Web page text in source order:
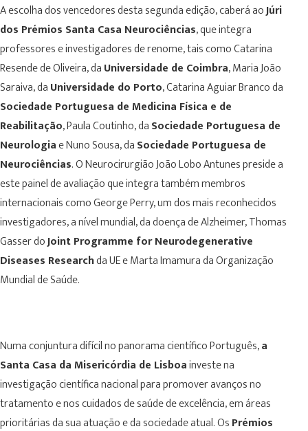
A escolha dos vencedores desta segunda edição, caberá aoJúri
dos Prémios Santa Casa Neurociências, que integra
professores e investigadores de renome, tais como Catarina
Resende de Oliveira, daUniversidade de Coimbra, Maria João
Saraiva, daUniversidade do Porto, Catarina Aguiar Branco da
Sociedade Portuguesa de Medicina Física e de
Reabilitação, Paula Coutinho, daSociedade Portuguesa de
Neurologiae Nuno Sousa, daSociedade Portuguesa de
Neurociências. O Neurocirurgião João Lobo Antunes preside a
este painel de avaliação que integra também membros
internacionais como George Perry, um dos mais reconhecidos
investigadores, a nível mundial, da doença de Alzheimer, Thomas
Gasser doJoint Programme for Neurodegenerative
Diseases Researchda UE e Marta Imamura da Organização
Mundial de Saúde.
Numa conjuntura difícil no panorama científico Português,a
Santa Casa da Misericórdia de Lisboainveste na
investigação científica nacional para promover avanços no
tratamento e nos cuidados de saúde de excelência, em áreas
prioritárias da sua atuação e da sociedade atual. OsPrémios